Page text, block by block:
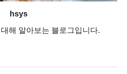
hsys
해 알아보는 블로그입니다.